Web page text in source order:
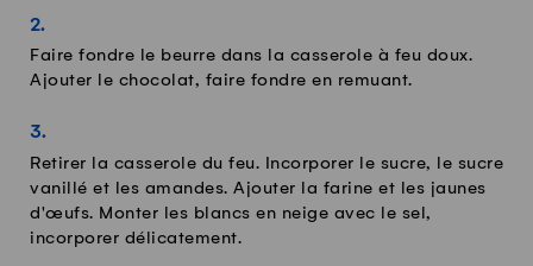
Faire fondre le beurre dans la casserole à feu doux.
Ajouter le chocolat, faire fondre en remuant.
Retirer la casserole du feu. Incorporer le sucre, le sucre
vanillé et les amandes. Ajouter la farine et les jaunes
d'œufs. Monter les blancs en neige avec le sel,
incorporer délicatement.